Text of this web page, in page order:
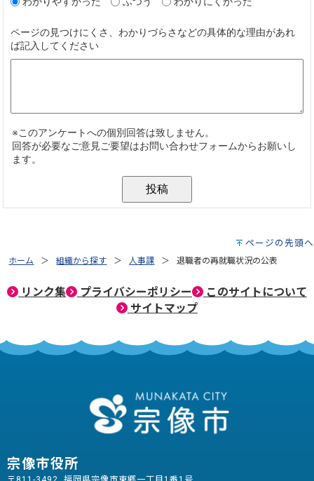
ページの先頭へ
ホーム 組織から探す 人事課 退職者の再就職状況の公表
リンク集 プライバシーポリシー
このサイトについて
サイトマップ
宗像市役所